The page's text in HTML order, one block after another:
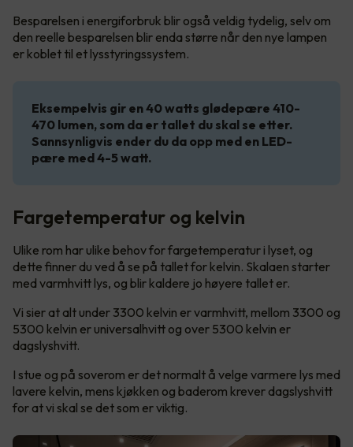
Besparelsen i energiforbruk blir også veldig tydelig, selv om
den reelle besparelsen blir enda større når den nye lampen
er koblet til et lysstyringssystem.
Eksempelvis gir en 40 watts glødepære 410-
470 lumen, som da er tallet du skal se etter.
Sannsynligvis ender du da opp med en LED-
pære med 4-5 watt.
Fargetemperatur og kelvin
Ulike rom har ulike behov for fargetemperatur i lyset, og
dette finner du ved å se på tallet for kelvin. Skalaen starter
med varmhvitt lys, og blir kaldere jo høyere tallet er.
Vi sier at alt under 3300 kelvin er varmhvitt, mellom 3300 og
5300 kelvin er universalhvitt og over 5300 kelvin er
dagslyshvitt.
I stue og på soverom er det normalt å velge varmere lys med
lavere kelvin, mens kjøkken og baderom krever dagslyshvitt
for at vi skal se det som er viktig.